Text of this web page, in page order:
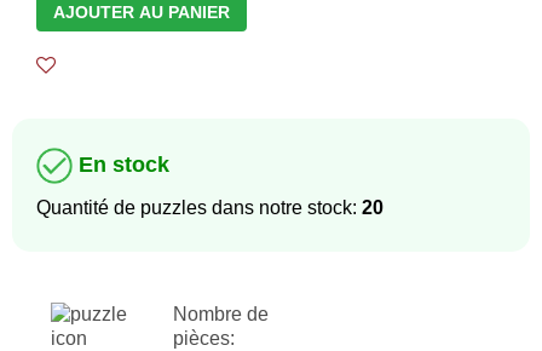
AJOUTER AU PANIER
En stock
Quantité de puzzles dans notre stock: 20
Nombre de
pièces: